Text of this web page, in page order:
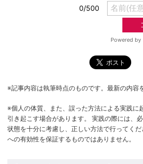
※記事内容は執筆時点のものです。最新の内容
※個人の体質、また、誤った方法による実践に
引き起こす場合があります。 実践の際には、
状態を十分に考慮し、正しい方法で行ってく
への有効性を保証するものではありません。